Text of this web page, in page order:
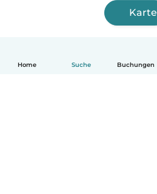
Home Suche Buchungen
Karte